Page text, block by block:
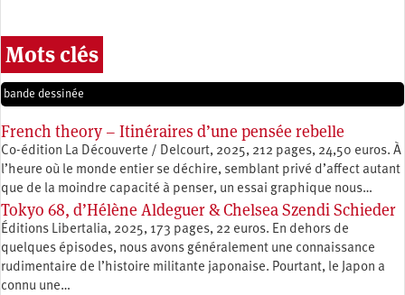
Mots clés
bande dessinée
French theory – Itinéraires d’une pensée rebelle
Co-édition La Découverte / Delcourt, 2025, 212 pages, 24,50 euros. À
l’heure où le monde entier se déchire, semblant privé d’affect autant
que de la moindre capacité à penser, un essai graphique nous…
Tokyo 68, d’Hélène Aldeguer & Chelsea Szendi Schieder
Éditions Libertalia, 2025, 173 pages, 22 euros. En dehors de
quelques épisodes, nous avons généralement une connaissance
rudimentaire de l’histoire militante japonaise. Pourtant, le Japon a
connu une…